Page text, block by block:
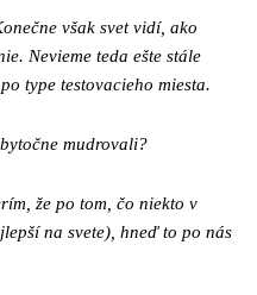
však svet vidí, ako
Nevieme teda ešte stále
type testovacieho miesta.
mudrovali?
že po tom, čo niekto v
na svete), hneď to po nás